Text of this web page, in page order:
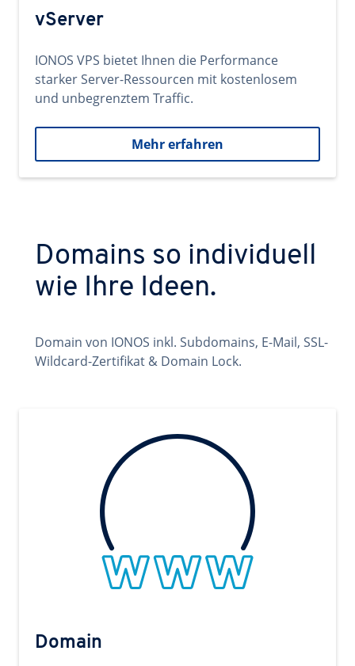
vServer
IONOS VPS bietet Ihnen die Performance
starker Server-Ressourcen mit kostenlosem
und unbegrenztem Traffic.
Mehr erfahren
Domains so individuell
wie Ihre Ideen.
Domain von IONOS inkl. Subdomains, E-Mail, SSL-
Wildcard-Zertifikat & Domain Lock.
Domain